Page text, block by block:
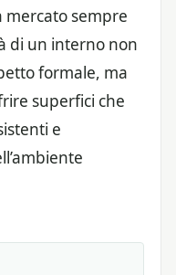
mercato sempre
di un interno non
formale, ma
superfici che
e